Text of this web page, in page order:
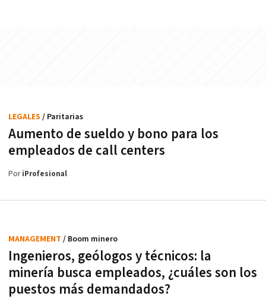
Aumento de sueldo y bono para los
empleados de call centers
LEGALES / Paritarias
PoriProfesional
Ingenieros, geólogos y técnicos: la
minería busca empleados, ¿cuáles son los
puestos más demandados?
MANAGEMENT / Boom minero